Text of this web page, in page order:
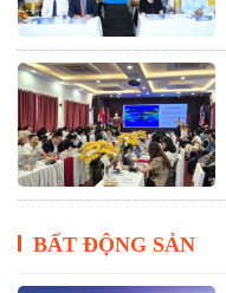
BẤT ĐỘNG SẢN